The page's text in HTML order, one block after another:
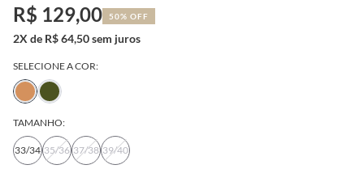
R$ 129,00 50% OFF
2X de R$ 64,50 sem juros
SELECIONE A COR:
TAMANHO:
33/34 35/36 37/38 39/40